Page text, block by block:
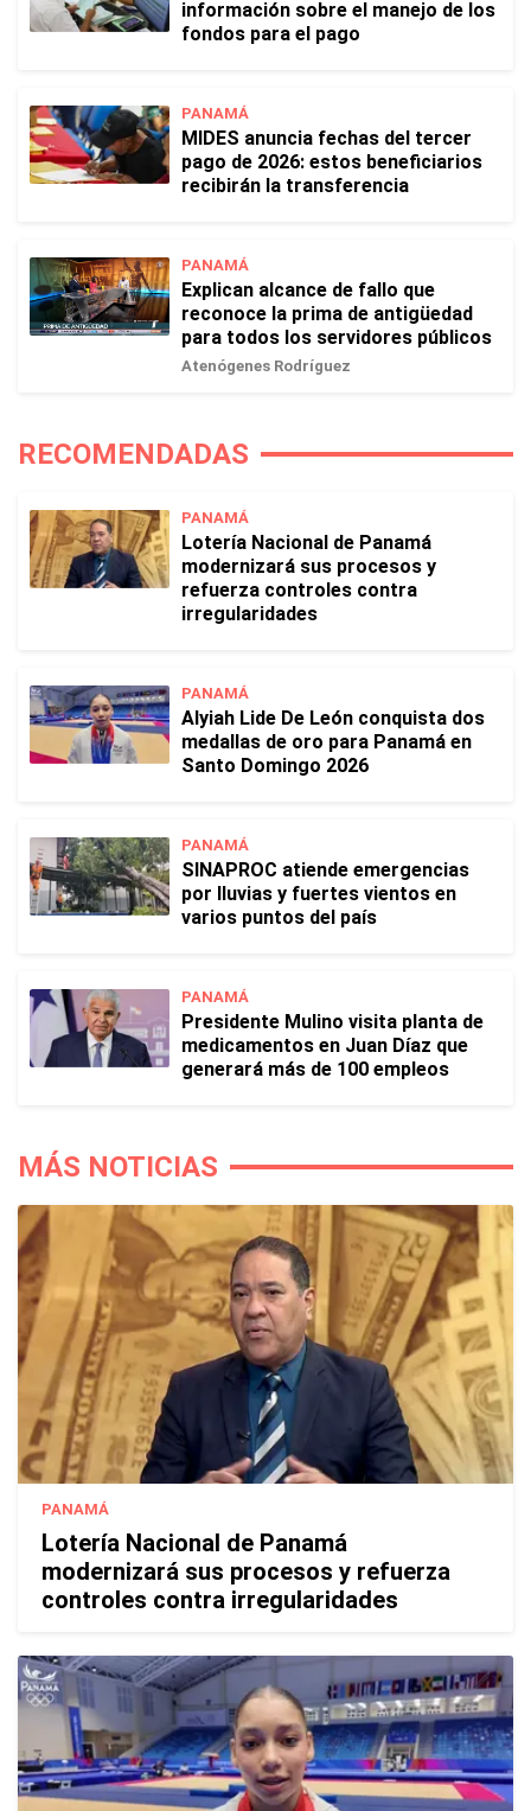
información sobre el manejo de los
fondos para el pago
PANAMÁ
MIDES anuncia fechas del tercer
pago de 2026: estos beneficiarios
recibirán la transferencia
PANAMÁ
Explican alcance de fallo que
reconoce la prima de antigüedad
para todos los servidores públicos
Atenógenes Rodríguez
RECOMENDADAS
PANAMÁ
Lotería Nacional de Panamá
modernizará sus procesos y
refuerza controles contra
irregularidades
PANAMÁ
Alyiah Lide De León conquista dos
medallas de oro para Panamá en
Santo Domingo 2026
PANAMÁ
SINAPROC atiende emergencias
por lluvias y fuertes vientos en
varios puntos del país
PANAMÁ
Presidente Mulino visita planta de
medicamentos en Juan Díaz que
generará más de 100 empleos
MÁS NOTICIAS
PANAMÁ
Lotería Nacional de Panamá
modernizará sus procesos y refuerza
controles contra irregularidades